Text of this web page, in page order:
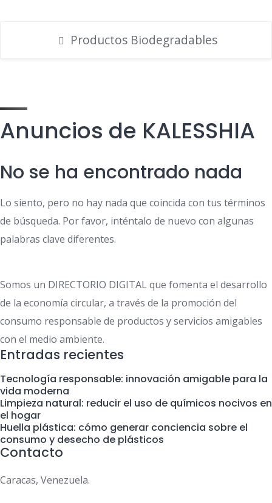
Productos Biodegradables
Anuncios de KALESSHIA
No se ha encontrado nada
Lo siento, pero no hay nada que coincida con tus términos
de búsqueda. Por favor, inténtalo de nuevo con algunas
palabras clave diferentes.
Somos un DIRECTORIO DIGITAL que fomenta el desarrollo
de la economía circular, a través de la promoción del
consumo responsable de productos y servicios amigables
con el medio ambiente.
Entradas recientes
Tecnología responsable: innovación amigable para la
vida moderna
Limpieza natural: reducir el uso de químicos nocivos en
el hogar
Huella plástica: cómo generar conciencia sobre el
consumo y desecho de plásticos
Contacto
Caracas, Venezuela.